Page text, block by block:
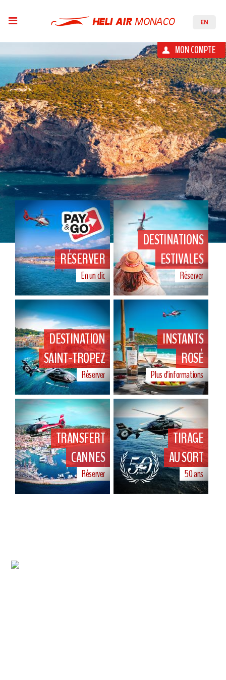
EN
MON COMPTE
RÉSERVER
En un clic
DESTINATIONS
ESTIVALES
Réserver
DESTINATION
SAINT-TROPEZ
Réserver
INSTANTS
ROSÉ
Plus d'informations
TRANSFERT
CANNES
Réserver
TIRAGE
AU SORT
50 ans